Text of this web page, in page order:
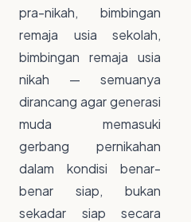
pra-nikah, bimbingan
remaja usia sekolah,
bimbingan remaja usia
nikah — semuanya
dirancang agar generasi
muda memasuki
gerbang pernikahan
dalam kondisi benar-
benar siap, bukan
sekadar siap secara